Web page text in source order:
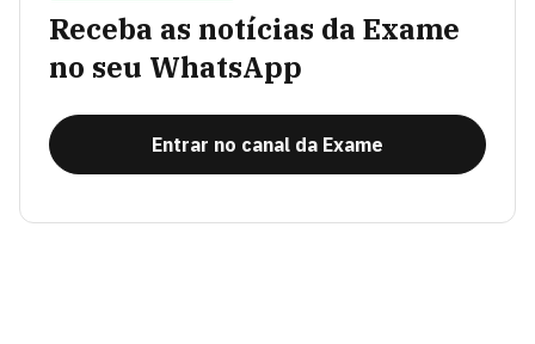
Receba as notícias da Exame
no seu WhatsApp
Entrar no canal da Exame